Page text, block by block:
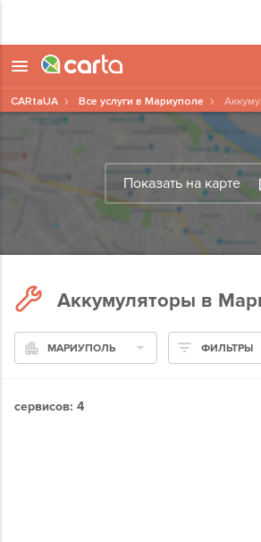
Показать на карте
CARtaUA Все услуги в Мариуполе
Аккумуляторы в
МАРИУПОЛЬ ФИЛЬТРЫ
сервисов: 4